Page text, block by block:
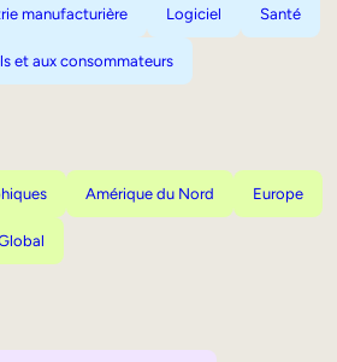
manufacturière Logiciel Santé
et aux consommateurs
Amérique du Nord Europe